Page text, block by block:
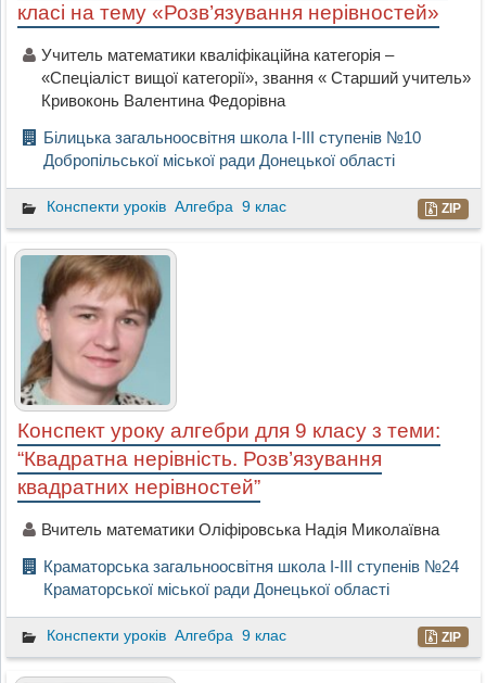
класі на тему «Розв’язування нерівностей»
Учитель математики кваліфікаційна категорія –
«Спеціаліст вищої категорії», звання « Старший учитель»
Кривоконь Валентина Федорівна
Білицька загальноосвітня школа І-ІІІ ступенів №10
Добропільської міської ради Донецької області
Конспекти уроків Алгебра 9 клас ZIP
Конспект уроку алгебри для 9 класу з теми:
“Квадратна нерівність. Розв’язування
квадратних нерівностей”
Вчитель математики Оліфіровська Надія Миколаївна
Краматорська загальноосвітня школа I-III ступенів №24
Краматорської міської ради Донецької області
Конспекти уроків Алгебра 9 клас ZIP